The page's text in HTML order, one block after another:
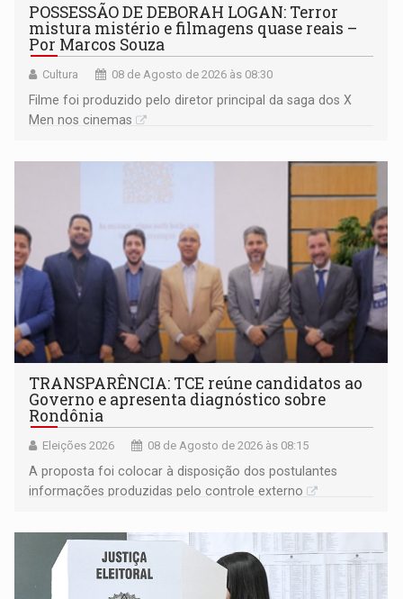
POSSESSÃO DE DEBORAH LOGAN: Terror
mistura mistério e filmagens quase reais –
Por Marcos Souza
Cultura 08 de Agosto de 2026 às 08:30
Filme foi produzido pelo diretor principal da saga dos X
Men nos cinemas
TRANSPARÊNCIA: TCE reúne candidatos ao
Governo e apresenta diagnóstico sobre
Rondônia
Eleições 2026 08 de Agosto de 2026 às 08:15
A proposta foi colocar à disposição dos postulantes
informações produzidas pelo controle externo